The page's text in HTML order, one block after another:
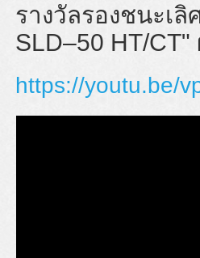
รางวัลรองชนะเ
SLD–50 HT/
https://youtu.be/